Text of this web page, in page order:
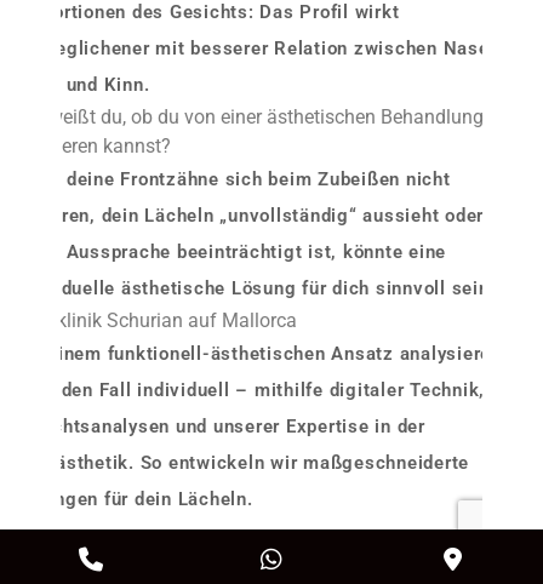
Proportionen des Gesichts: Das Profil wirkt
ausgeglichener mit besserer Relation zwischen Nase,
Lippe und Kinn.
Wie weißt du, ob du von einer ästhetischen Behandlung
profitieren kannst?
Wenn deine Frontzähne sich beim Zubeißen nicht
berühren, dein Lächeln „unvollständig“ aussieht oder
deine Aussprache beeinträchtigt ist, könnte eine
individuelle ästhetische Lösung für dich sinnvoll sein.
Zahnklinik Schurian auf Mallorca
Mit einem funktionell-ästhetischen Ansatz analysieren
wir jeden Fall individuell – mithilfe digitaler Technik,
Gesichtsanalysen und unserer Expertise in der
Zahnästhetik. So entwickeln wir maßgeschneiderte
Lösungen für dein Lächeln.